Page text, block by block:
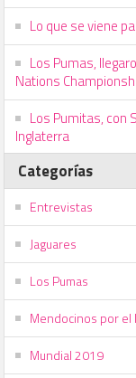
Lo que se viene
Los Pumas,
Nations
Los Pumitas, con
Inglaterra
Categorías
Entrevistas
Jaguares
Los Pumas
Mendocinos por el
Mundial 2019